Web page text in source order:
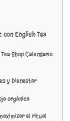
English Tea
Shop Calendario
y bienestar
orgánica
el ritual